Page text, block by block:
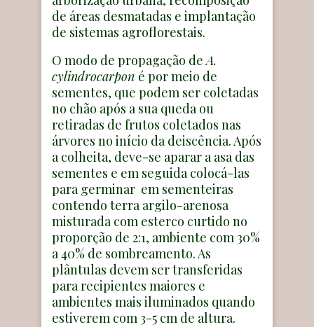
de áreas desmatadas e implantação
de sistemas agroflorestais.
O modo de propagação deA.
cylindrocarpon é por meio de
sementes, que podem ser coletadas
no chão após a sua queda ou
retiradas de frutos coletados nas
árvores no início da deiscência. Após
a colheita, deve-se aparar a asa das
sementes e em seguida colocá-las
para germinar em sementeiras
contendo terra argilo-arenosa
misturada com esterco curtido no
proporção de 2:1, ambiente com 30%
a 40% de sombreamento. As
plântulas devem ser transferidas
para recipientes maiores e
ambientes mais iluminados quando
estiverem com 3-5 cm de altura.